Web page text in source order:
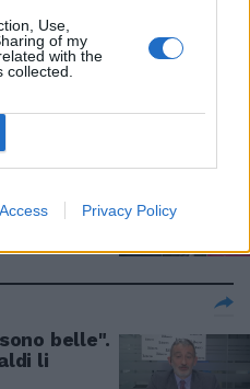
Use,
of my
with the
Privacy Policy
tutto un
altissima
belle".
li